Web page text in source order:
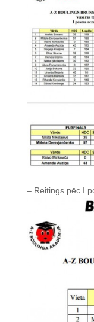
– Reitings pēc I